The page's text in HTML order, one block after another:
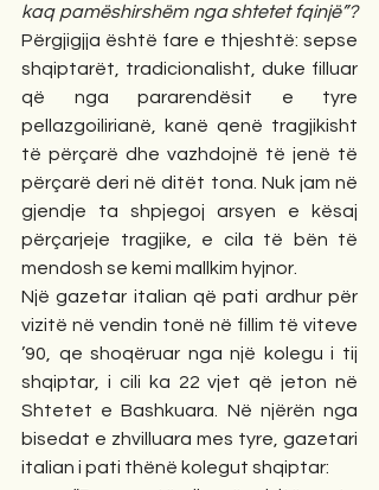
kaq pamëshirshëm nga shtetet
fqinjë”?
Përgjigjja është fare e thjeshtë: sepse
shqiptarët, tradicionalisht, duke filluar
që nga pararendësit e tyre
pellazgoilirianë, kanë qenë tragjikisht
të përçarë dhe vazhdojnë të jenë të
përçarë deri në ditët tona. Nuk jam në
gjendje ta shpjegoj arsyen e kësaj
përçarjeje tragjike, e cila të bën të
mendosh se kemi mallkim hyjnor.
Një gazetar italian që pati ardhur për
vizitë në vendin tonë në fillim të viteve
’90, qe shoqëruar nga një kolegu i tij
shqiptar, i cili ka 22 vjet që jeton në
Shtetet e Bashkuara. Në njërën nga
bisedat e zhvilluara mes tyre, gazetari
italian i pati thënë kolegut shqiptar: